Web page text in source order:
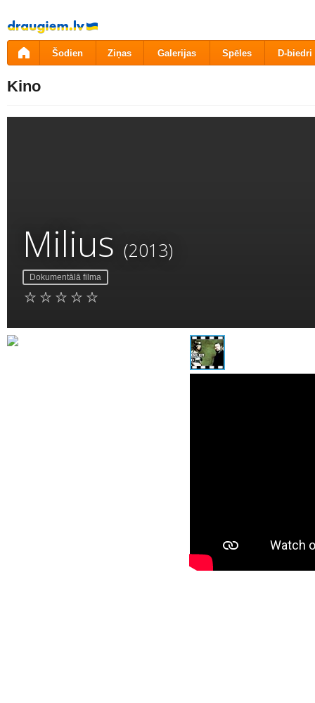
Pāriet
uz
saturu
Šodien Ziņas Galerijas Spēles D-biedri
Kino
Milius (2013)
Dokumentālā filma